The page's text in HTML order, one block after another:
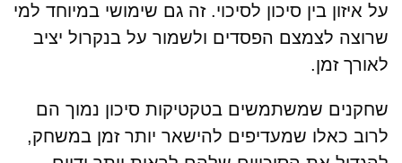
על איזון בין סיכון לסיכוי. זה גם שימושי במיוחד למי
שרוצה לצמצם הפסדים ולשמור על בנקרול יציב
לאורך זמן.
שחקנים שמשתמשים בטקטיקות סיכון נמוך הם
לרוב כאלו שמעדיפים להישאר יותר זמן במשחק,